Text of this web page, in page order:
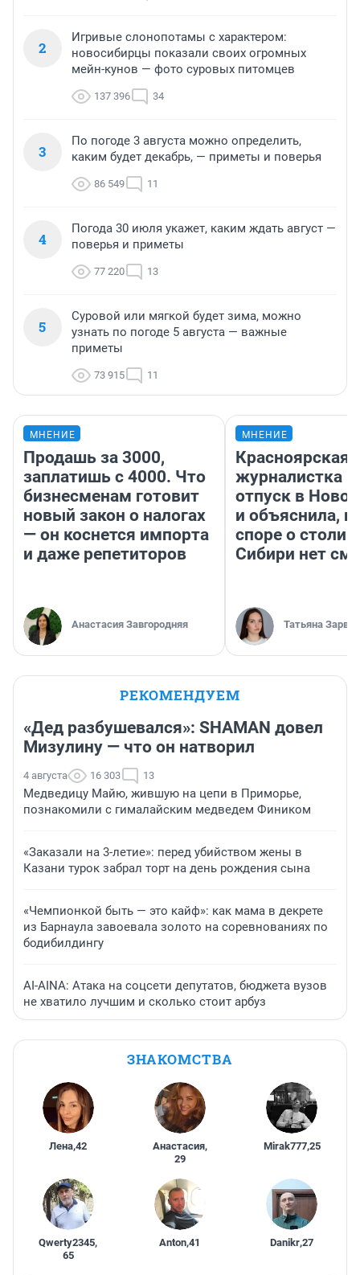
2
Игривые слонопотамы с характером:
новосибирцы показали своих огромных
мейн-кунов — фото суровых питомцев
137 396 34
3
По погоде 3 августа можно определить,
каким будет декабрь, — приметы и поверья
86 549 11
4
Погода 30 июля укажет, каким ждать август —
поверья и приметы
77 220 13
5
Суровой или мягкой будет зима, можно
узнать по погоде 5 августа — важные
приметы
73 915 11
МНЕНИЕ
Продашь за 3000,
заплатишь с 4000. Что
бизнесменам готовит
новый закон о налогах
— он коснется импорта
и даже репетиторов
Анастасия Завгородняя
МНЕНИЕ
Красноярская
журналистка
отпуск в
и объяснила,
споре о
Сибири нет
Татьяна Зарва
РЕКОМЕНДУЕМ
«Дед разбушевался»: SHAMAN довел
Мизулину — что он натворил
4 августа 16 303 13
Медведицу Майю, жившую на цепи в Приморье,
познакомили с гималайским медведем Фиником
«Заказали на 3-летие»: перед убийством жены в
Казани турок забрал торт на день рождения сына
«Чемпионкой быть — это кайф»: как мама в декрете
из Барнаула завоевала золото на соревнованиях по
бодибилдингу
AI-AINA: Атака на соцсети депутатов, бюджета вузов
не хватило лучшим и сколько стоит арбуз
ЗНАКОМСТВА
Лена,42 Анастасия,
29
Mirak777,25
Qwerty2345,
65
Anton,41 Danikr,27